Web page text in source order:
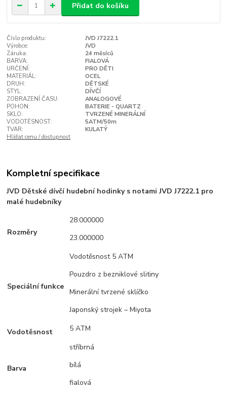
Přidat do košíku
Číslo produktu:
JVD J7222.1
Výrobce:
JVD
Záruka:
24 měsíců
BARVA:
FIALOVÁ
URČENÍ:
PRO DĚTI
MATERIÁL:
OCEL
DRUH:
DĚTSKÉ
STYL:
DÍVČÍ
ZOBRAZENÍ ČASU:
ANALOGOVÉ
POHON:
BATERIE - QUARTZ
SKLO:
TVRZENÉ MINERÁLNÍ
VODOTĚSNOST:
5ATM/50m
TVAR:
KULATÝ
Hlídat cenu / dostupnost
Kompletní specifikace
JVD Dětské dívčí hudební hodinky s notami JVD J7222.1 pro
malé hudebníky
Rozměry
28.000000
23.000000
Speciální funkce
Vodotěsnost 5 ATM
Pouzdro z bezniklové slitiny
Minerální tvrzené sklíčko
Japonský strojek – Miyota
Vodotěsnost 5 ATM
Barva
stříbrná
bílá
fialová